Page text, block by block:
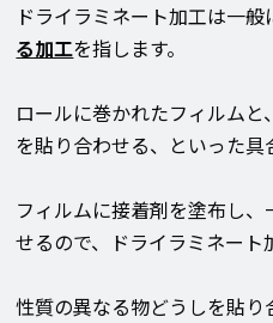
ドライラミネート加工は一般
る加工を指します。
ロールに巻かれたフィルム
を貼り合わせる、といった具
フィルムに接着剤を塗布し
せるので、ドライラミネート
性質の異なる物どうしを貼